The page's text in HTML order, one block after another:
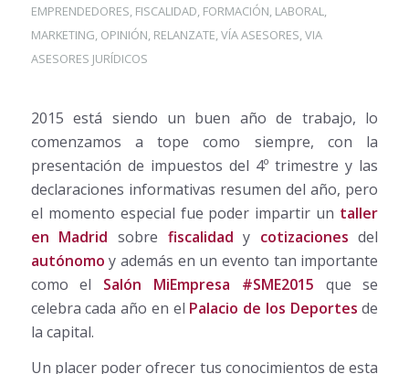
EMPRENDEDORES, FISCALIDAD, FORMACIÓN, LABORAL,
MARKETING, OPINIÓN, RELANZATE,VÍA ASESORES,VIA
ASESORES JURÍDICOS
2015 está siendo un buen año de trabajo, lo
comenzamos a tope como siempre, con la
presentación de impuestos del 4º trimestre y las
declaraciones informativas resumen del año, pero
el momento especial fue poder impartir un taller
en Madrid sobre fiscalidad y cotizaciones del
autónomo y además en un evento tan importante
como el Salón MiEmpresa #SME2015 que se
celebra cada año en el Palacio de los Deportes de
la capital.
Un placer poder ofrecer tus conocimientos de esta